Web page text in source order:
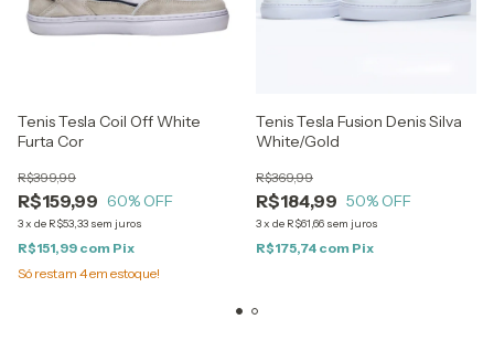
Tenis Tesla Coil Off White
Furta Cor
R$159,99
R$399,99
60% OFF
3x de R$53,33 sem juros
R$151,99 com Pix
Só restam 4em estoque!
Tenis Tesla Fusion Denis Silva
White/Gold
R$184,99
R$369,99
50% OFF
3x de R$61,66 sem juros
R$175,74 com Pix